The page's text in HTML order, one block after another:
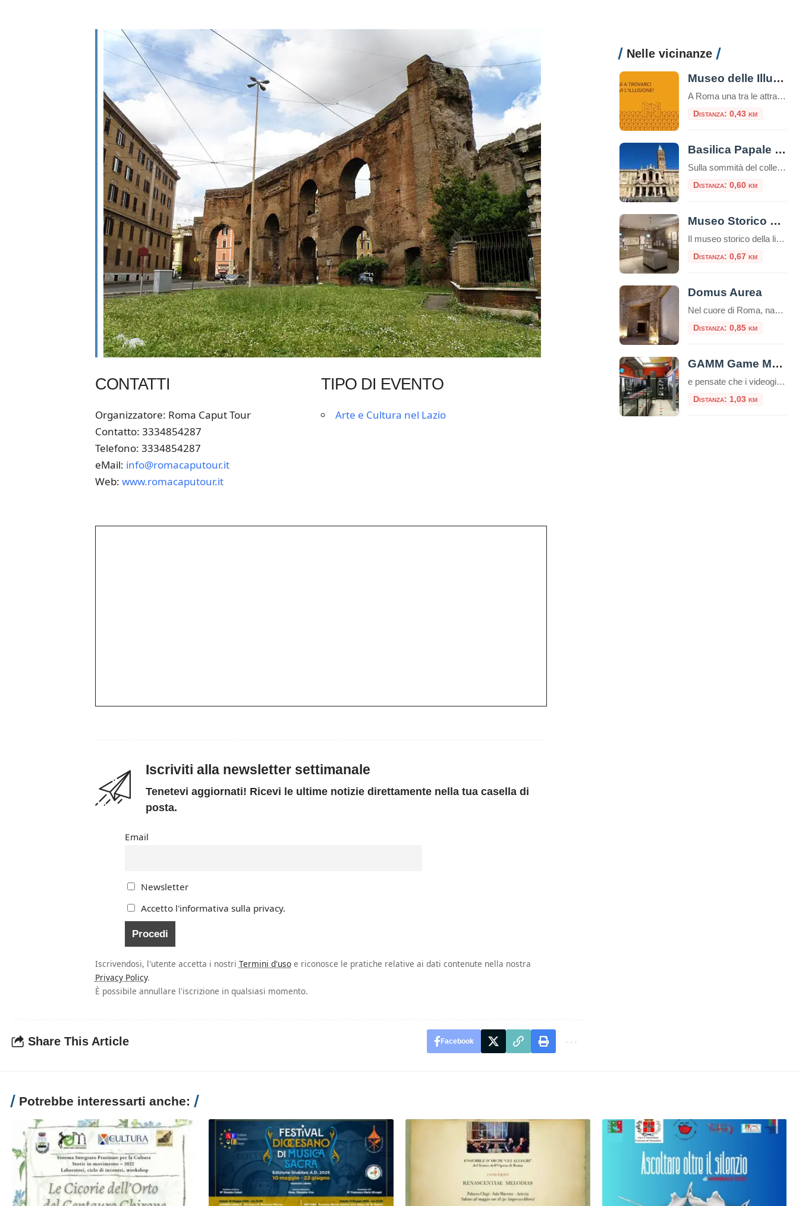
CONTATTI
Organizzatore: Roma Caput Tour
Contatto: 3334854287
Telefono: 3334854287
eMail: info@romacaputour.it
Web: www.romacaputour.it
TIPO DI EVENTO
Arte e Cultura nel Lazio
Iscriviti alla newsletter settimanale
Tenetevi aggiornati! Ricevi le ultime notizie direttamente nella tua casella di
posta.
Email
Newsletter
Accetto l'informativa sulla privacy.
Iscrivendosi, l'utente accetta i nostri Termini d'usoe riconosce le pratiche relative ai dati contenute nella nostra
Privacy Policy.
È possibile annullare l'iscrizione in qualsiasi momento.
Share This Article Facebook
Nelle vicinanze
Museo delle Illusioni
A Roma una tra le attrazioni più insolite, divertenti e interessanti del mondo: il Museo delle Illusioni. Dal 12 novembre la venue internazionale sarà aperta al pubblico della capitale, in via Merulana 17. Roma è infatti la 38° città nel mondo – la seconda in Italia dopo Milano – ad avere una sede del museo interattivo […]
Distanza: 0,43 km
Basilica Papale Santa Maria Maggiore
Sulla sommità del colle Esquilino sorge la Basilica di Santa Maria Maggiore (o Basilica Liberiana), una delle quattro basiliche papali di Roma. Secondo la leggenda papa Liberio costruì una chiesa nel luogo, in cui, nella notte tra il 4 ed il 5 agosto del 358, sarebbe apparsa la neve sul colle dell’Esquilino, un evento miracoloso […]
Distanza: 0,60 km
Museo Storico della Liberazione
Il museo storico della liberazione a Roma è un luogo di memoria e testimonianza della lotta per la libertà e la democrazia durante il periodo dell’occupazione nazista nella capitale italiana. Questa struttura è stata inaugurata nel 1955 e si trova nel cuore del quartiere Esquilino, nel centro storico della città. Appena entrati nel museo, ci […]
Distanza: 0,67 km
Domus Aurea
Nel cuore di Roma, nascosta per secoli sotto le fondamenta di monumenti successivi, giace una delle residenze più stravaganti e controverse mai costruite: la Domus Aurea, la Casa Dorata dell’imperatore Nerone. Più che un palazzo, fu un’utopia personale, un complesso colossale che ridefinì il concetto di lusso imperiale. Oggi, visitarla non è come entrare in […]
Distanza: 0,85 km
GAMM Game Museum
e pensate che i videogiochi siano solo un passatempo moderno, il GAMM Game Museum di Roma è pronto a farvi cambiare idea. Situato a pochi passi dalla Stazione Termini, questo spazio non è una semplice sala giochi, ma un vero e proprio polo culturale riconosciuto, dove la storia del medium interattivo viene preservata, studiata e, […]
Distanza: 1,03 km
Potrebbe interessarti anche: